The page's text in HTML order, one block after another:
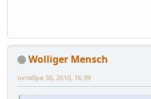
Wolliger Mensch
октября 30, 2010, 16:39